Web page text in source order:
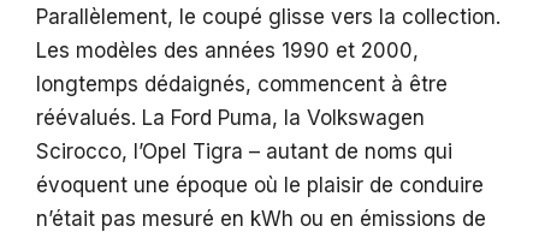
Parallèlement, le coupé glisse vers la collection.
Les modèles des années 1990 et 2000,
longtemps dédaignés, commencent à être
réévalués. La Ford Puma, la Volkswagen
Scirocco, l’Opel Tigra – autant de noms qui
évoquent une époque où le plaisir de conduire
n’était pas mesuré en kWh ou en émissions de